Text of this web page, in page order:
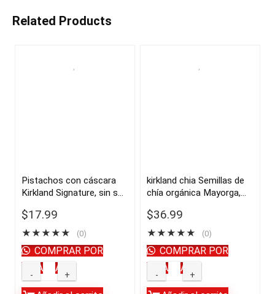
Related Products
Pistachos con cáscara
Kirkland Signature, sin sal,
USA
$17.99
★★★★★ (0)
Pistachos
con
COMPRAR POR
WHATSAPP
kirkland chia Semillas de
chía orgánica Mayorga,
libras, paquete de 2 |
importado de USA
$36.99
★★★★★ (0)
kirkland
chia
COMPRAR POR
WHATSAPP